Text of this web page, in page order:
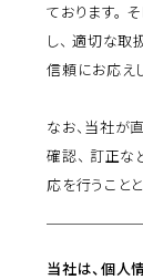
ております。
し、 適切な
信頼にお応え
なお、当社が
確認、 訂正な
応を行うことと
当社は、個人